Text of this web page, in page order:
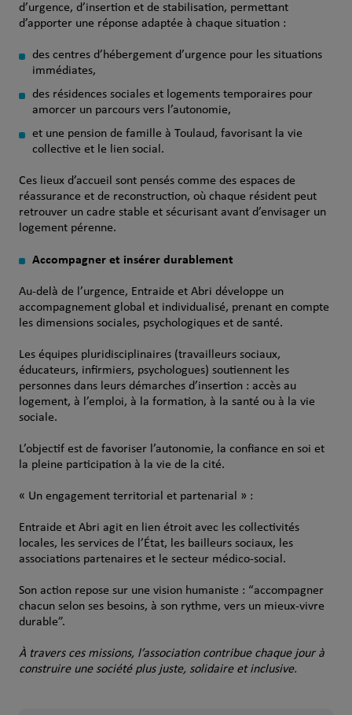
d’urgence, d’insertion et de stabilisation, permettant
d’apporter une réponse adaptée à chaque situation :
des centres d’hébergement d’urgence pour les situations
immédiates,
des résidences sociales et logements temporaires pour
amorcer un parcours vers l’autonomie,
et une pension de famille à Toulaud, favorisant la vie
collective et le lien social.
Ces lieux d’accueil sont pensés comme des espaces de
réassurance et de reconstruction, où chaque résident peut
retrouver un cadre stable et sécurisant avant d’envisager un
logement pérenne.
Accompagner et insérer durablement
Au-delà de l’urgence, Entraide et Abri développe un
accompagnement global et individualisé, prenant en compte
les dimensions sociales, psychologiques et de santé.
Les équipes pluridisciplinaires (travailleurs sociaux,
éducateurs, infirmiers, psychologues) soutiennent les
personnes dans leurs démarches d’insertion : accès au
logement, à l’emploi, à la formation, à la santé ou à la vie
sociale.
L’objectif est de favoriser l’autonomie, la confiance en soi et
la pleine participation à la vie de la cité.
« Un engagement territorial et partenarial » :
Entraide et Abri agit en lien étroit avec les collectivités
locales, les services de l’État, les bailleurs sociaux, les
associations partenaires et le secteur médico-social.
Son action repose sur une vision humaniste : “accompagner
chacun selon ses besoins, à son rythme, vers un mieux-vivre
durable”.
À travers ces missions, l’association contribue chaque jour à
construire une société plus juste, solidaire et inclusive.